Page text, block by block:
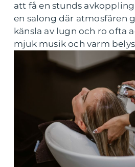
att få en stunds
en salong där atmosfären
känsla av lugn och ro ofta
mjuk musik och varm